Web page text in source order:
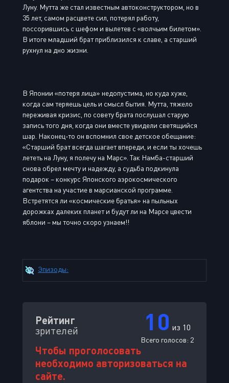
Луну. Мутта же стал известным автоконструктором, но в
35 лет, самом расцвете сил, потерял работу,
поссорившись с шефом и вылетев с «волчьим билетом».
В итоге младший брат приблизился к славе, а старший
рухнул на дно жизни.
В Японии «потеря лица» недопустима, но куда хуже,
когда сам теряешь цель и смысл бытия. Мутта, тяжело
переживая кризис, по совету брата послушал старую
запись того дня, когда они вместе увидели светящийся
шар. Наконец-то он вспомнил свое детское обещание:
«Старший брат всегда шагает впереди, и если ты хочешь
лететь на Луну, я полечу на Марс». Так Намба-старший
снова обрел мечту и надежду, а судьба подкинула
подарок – конкурс Японского аэрокосмического
агентства на участие в марсианской программе.
Встретятся ли «космические братья» на пыльных
дорожках далеких планет и будут ли на Марсе цвести
яблони – мы точно скоро узнаем!!
Эпизоды:
Рейтинг
зрителей 10 из 10
Всего голосов: 2
Чтобы проголосовать
необходимо авторизоваться на
сайте.